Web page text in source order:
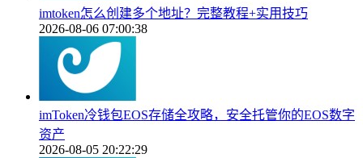
imtoken怎么创建多个地址？完整教程+实用技巧
2026-08-06 07:00:38
imToken冷钱包EOS存储全攻略，安全托管你的EOS数字
资产
2026-08-05 20:22:29